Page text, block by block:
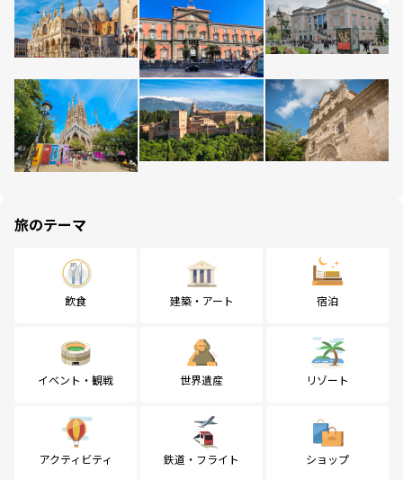
旅のテーマ
飲食 建築・アート 宿泊
イベント・観戦 世界遺産 リゾート
アクティビティ 鉄道・フライト ショップ